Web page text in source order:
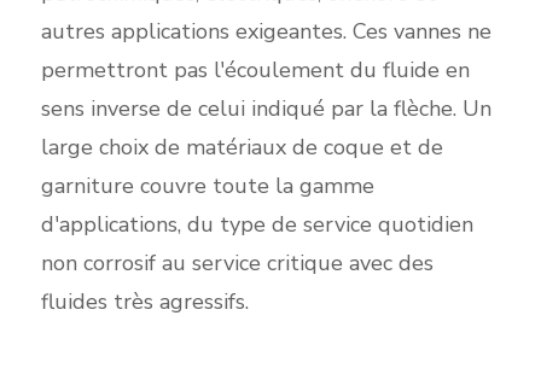
autres applications exigeantes. Ces vannes ne
permettront pas l'écoulement du fluide en
sens inverse de celui indiqué par la flèche. Un
large choix de matériaux de coque et de
garniture couvre toute la gamme
d'applications, du type de service quotidien
non corrosif au service critique avec des
fluides très agressifs.